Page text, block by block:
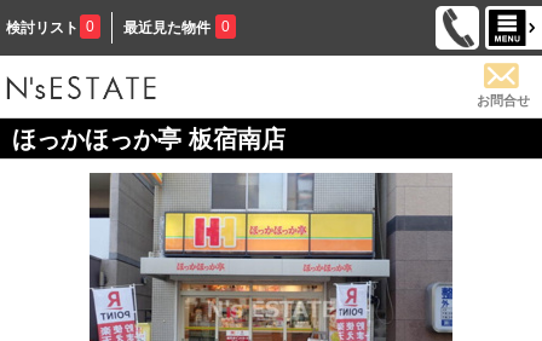
検討リスト 0 最近見た物件 0
お問合せ
ほっかほっか亭 板宿南店